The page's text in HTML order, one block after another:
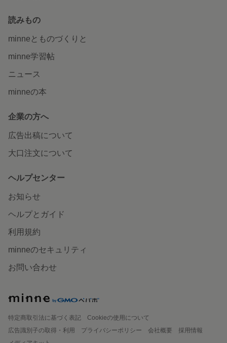
読みもの
minneとものづくりと
minne学習帖
ニュース
minneの本
企業の方へ
広告出稿について
大口注文について
ヘルプセンター
お知らせ
ヘルプとガイド
利用規約
minneのセキュリティ
お問い合わせ
特定商取引法に基づく表記
Cookieの使用について
広告識別子の取得・利用
プライバシーポリシー 会社概要
採用情報